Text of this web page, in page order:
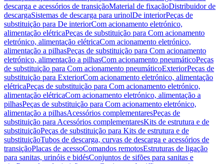
descarga e acessórios de transiçãoMaterial de fixaçãoDistribuidor de
descargaSistemas de descarga para urinolDe interiorPeças de
substituição para De interiorCom acionamento eletrónico,
alimentação elétricaPeças de substituição para Com acionamento
eletrónico, alimentação elétricaCom acionamento eletrónico,
alimentação a pilhasPeças de substituição para Com acionamento
eletrónico, alimentação a pilhasCom acionamento pneumáticoPeças
de substituição para Com acionamento pneumáticoExteriorPeças de
substituição para ExteriorCom acionamento eletrónico, alimentação
elétricaPeças de substituição para Com acionamento eletrónico,
alimentação elétricaCom acionamento eletrónico, alimentação a
pilhasPeças de substituição para Com acionamento eletrónico,
alimentação a pilhasAcessórios complementaresPeças de
substituição para Acessórios complementaresKits de estrutura e de
substituiçãoPeças de substituição para Kits de estrutura e de
substituiçãoTubos de descarga, curvas de descarga e acessórios de
transiçãoPlacas de acessoComandos remotosEstruturas de ligação
para sanitas, urinóis e bidésConjuntos de sifões para sanitas e